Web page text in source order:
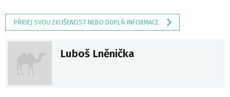
PŘIDEJ SVOU ZKUŠENOST NEBO DOPLŇ INFORMACE
Luboš Lněnička